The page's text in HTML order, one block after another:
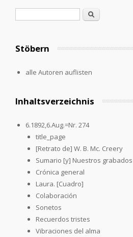
Search
Stöbern
alle Autoren auflisten
Inhaltsverzeichnis
6.1892,6.Aug.=Nr. 274
title_page
[Retrato de] W. B. Mc. Creery
Sumario [y] Nuestros grabados
Crónica general
Laura. [Cuadro]
Colaboración
Sonetos
Recuerdos tristes
Vibraciones del alma